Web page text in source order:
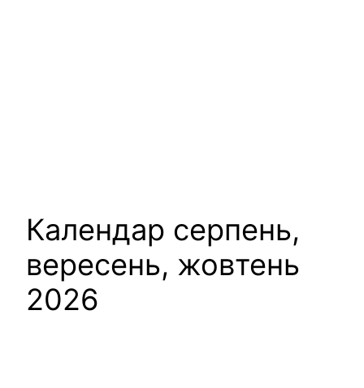
Календар серпень,
вересень, жовтень
2026